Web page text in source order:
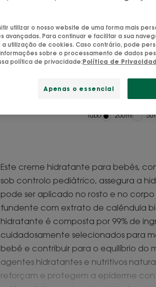
calêndula
protege e
Creme
Fragrância
Hidratante,
Tubo Tubo
200ml
Este creme hidratante para bebés,
sob controlo pediátrico, assegura a
pode ser aplicado no rosto e no
fundente com extrato de calêndula
hidratante é composta por 99% de
cuidadosamente selecionados para
bebé e contribuir para o equilíbrio do
agentes hidratantes e nutritivos
reforçam e protegem a epiderme
utilizar o nosso website de uma forma mais
avançadas. Para continuar e facilitar a sua
utilização de cookies. Caso contrário, pode
sobre o processamento de dados
política de privacidade:Política de
Apenas o essencial